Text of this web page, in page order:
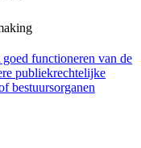
functioneren van de
publiekrechtelijke
bestuursorganen